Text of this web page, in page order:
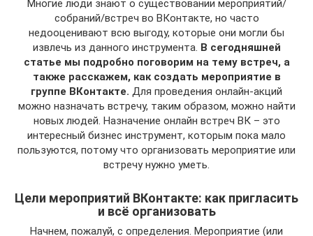
Многие люди знают о существовании мероприятий/
собраний/встреч во ВКонтакте, но часто
недооценивают всю выгоду, которые они могли бы
извлечь из данного инструмента. В сегодняшней
статье мы подробно поговорим на тему встреч, а
также расскажем, как создать мероприятие в
группе ВКонтакте. Для проведения онлайн-акций
можно назначать встречу, таким образом, можно найти
новых людей. Назначение онлайн встреч ВК – это
интересный бизнес инструмент, которым пока мало
пользуются, потому что организовать мероприятие или
встречу нужно уметь.
Цели мероприятий ВКонтакте: как пригласить
и всё организовать
Начнем, пожалуй, с определения. Мероприятие (или